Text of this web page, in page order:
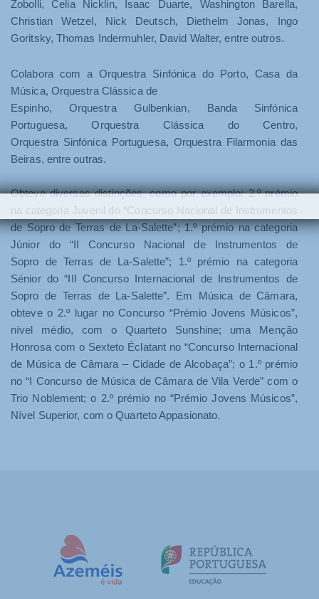
Zobolli, Celia Nicklin, Isaac Duarte, Washington Barella,
Christian Wetzel, Nick Deutsch,
Diethelm Jonas, Ingo
Goritsky, Thomas Indermuhler, David Walter, entre outros.
Colabora com a Orquestra Sinfónica do Porto, Casa da
Música, Orquestra Clássica de
Espinho, Orquestra Gulbenkian, Banda Sinfónica
Portuguesa, Orquestra Clássica do Centro,
Orquestra Sinfónica Portuguesa, Orquestra Filarmonia das
Beiras, entre outras.
Obteve diversas distinções, como por exemplo: 2.º prémio
na categoria Juvenil do “Concurso Nacional de Instrumentos
de Sopro de Terras de La-Salette”; 1.º prémio na categoria
Júnior do “II Concurso Nacional de Instrumentos de
Sopro
de Terras de La-Salette”; 1.º prémio na categoria
Sénior do “III Concurso Internacional de Instrumentos de
Sopro de Terras de La-Salette”.
Em Música de Câmara,
obteve o 2.º lugar no Concurso “Prémio Jovens Músicos”,
nível médio, com o Quarteto Sunshine; uma Menção
Honrosa com o Sexteto Éclatant no “Concurso Internacional
de Música de Câmara – Cidade de Alcobaça”; o 1.º prémio
no “I Concurso de Música de Câmara de Vila Verde” com o
Trio Noblement; o 2.º prémio no “Prémio Jovens Músicos”,
Nível Superior, com o Quarteto Appasionato.